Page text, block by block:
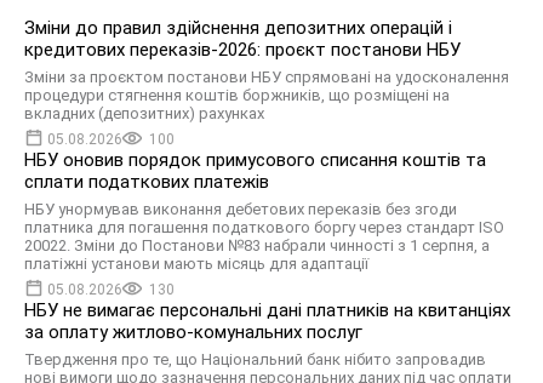
Зміни до правил здійснення депозитних операцій і
кредитових переказів-2026: проєкт постанови НБУ
Зміни за проєктом постанови НБУ спрямовані на удосконалення
процедури стягнення коштів боржників, що розміщені на
вкладних (депозитних) рахунках
05.08.2026 100
НБУ оновив порядок примусового списання коштів та
сплати податкових платежів
НБУ унормував виконання дебетових переказів без згоди
платника для погашення податкового боргу через стандарт ISO
20022. Зміни до Постанови №83 набрали чинності з 1 серпня, а
платіжні установи мають місяць для адаптації
05.08.2026 130
НБУ не вимагає персональні дані платників на квитанціях
за оплату житлово-комунальних послуг
Твердження про те, що Національний банк нібито запровадив
нові вимоги щодо зазначення персональних даних під час оплати